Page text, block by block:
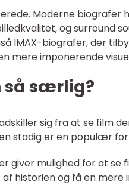
Moderne biografer
og surround
IMAX-biografer, der
mere imponerende
så særlig?
sig fra at se film
stadig er en populær
mulighed for at se
historien og få en mere